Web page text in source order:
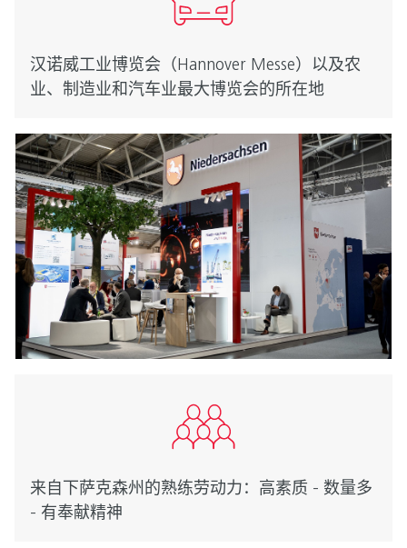
汉诺威工业博览会（Hannover Messe）以及农
业、制造业和汽车业最大博览会的所在地
来自下萨克森州的熟练劳动力：高素质 - 数量多
- 有奉献精神